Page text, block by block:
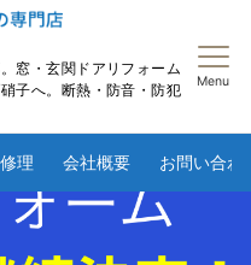
窓・玄関ドアリフォーム
子へ。断熱・防音・防犯
Menu
理 会社概要 お問い合わ